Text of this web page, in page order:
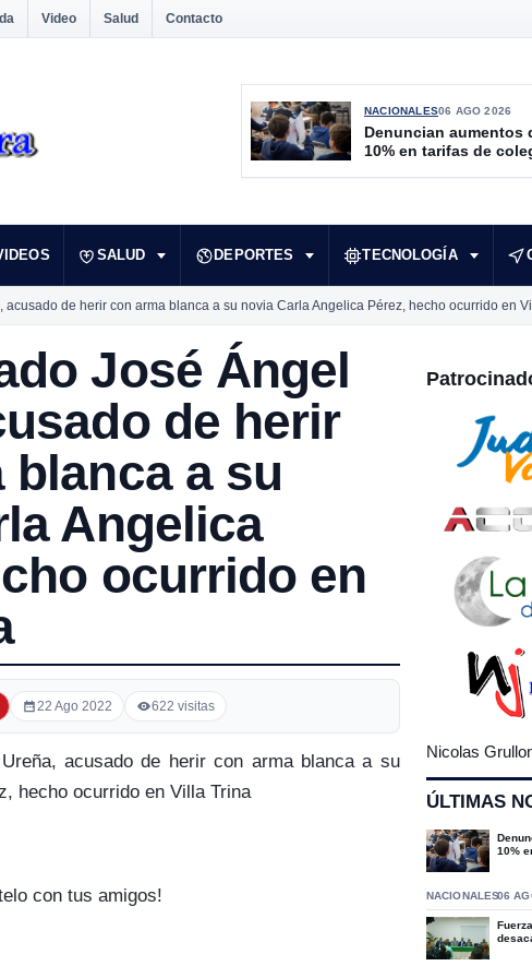
Video Salud Contacto
NACIONALES06 AGO 2026
Denuncian aumentos
10% en tarifas de
SALUD DEPORTES TECNOLOGÍA
acusado de herir con arma blanca a su novia Carla Angelica Pérez, hecho ocurrido en
José Ángel
de herir
blanca a su
Angelica
ocurrido en
22 Ago 2022 622 visitas
acusado de herir con arma blanca a su
hecho ocurrido en Villa Trina
con tus amigos!
Nicolas
ÚLTIMAS
10%
NACIONALES06